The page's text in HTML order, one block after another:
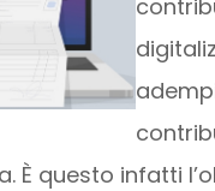
È questo infatti